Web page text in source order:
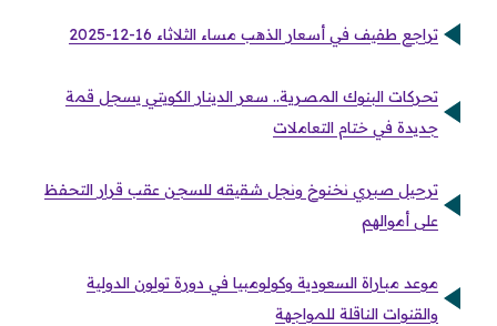
تراجع طفيف في أسعار الذهب مساء الثلاثاء 16-12-2025
تحركات البنوك المصرية.. سعر الدينار الكويتي يسجل قمة
جديدة في ختام التعاملات
ترحيل صبري نخنوخ ونجل شقيقه للسجن عقب قرار التحفظ
على أموالهم
موعد مباراة السعودية وكولومبيا في دورة تولون الدولية
والقنوات الناقلة للمواجهة